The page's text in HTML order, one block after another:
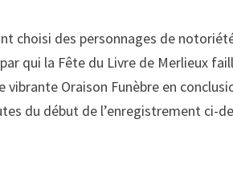
choisi des personnages de
qui la Fête du Livre de Merlieux
Oraison Funèbre en
du début de l’enregistrement ci-